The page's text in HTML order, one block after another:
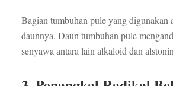
Bagian tumbuhan pule yang digunakan
daunnya. Daun tumbuhan pule
senyawa antara lain alkaloid dan